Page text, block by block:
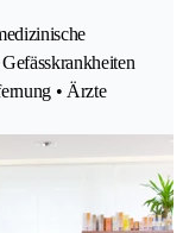
• Ärzte